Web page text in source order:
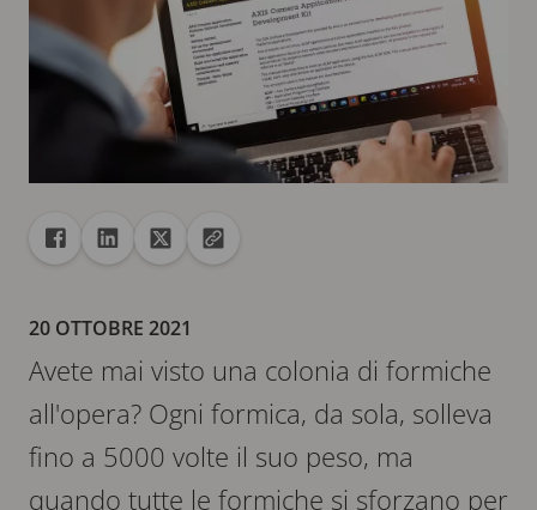
Condivisione
Condividi con Facebook
Condividi con Linkedin
Condividi con X
Copia URL negli Appunti
20 OTTOBRE 2021
Avete mai visto una colonia di formiche
all'opera? Ogni formica, da sola, solleva
fino a 5000 volte il suo peso, ma
quando tutte le formiche si sforzano per